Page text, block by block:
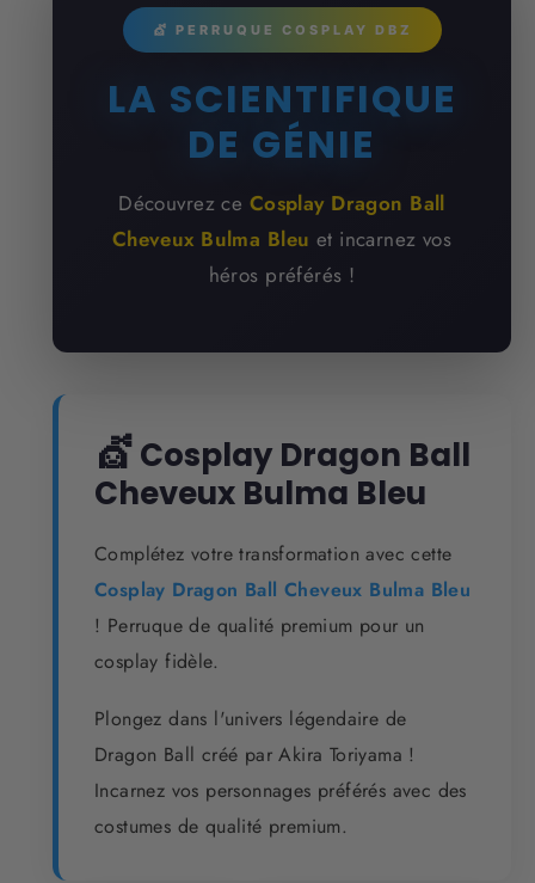
💇 PERRUQUE COSPLAY DBZ
LA SCIENTIFIQUE
DE GÉNIE
Découvrez ce Cosplay Dragon Ball
Cheveux Bulma Bleu et incarnez vos
héros préférés !
💇Cosplay Dragon Ball
Cheveux Bulma Bleu
Complétez votre transformation avec cette
Cosplay Dragon Ball Cheveux Bulma Bleu
! Perruque de qualité premium pour un
cosplay fidèle.
Plongez dans l'univers légendaire de
Dragon Ball créé par Akira Toriyama !
Incarnez vos personnages préférés avec des
costumes de qualité premium.